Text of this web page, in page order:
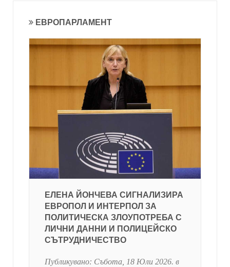
ЕВРОПАРЛАМЕНТ
ЕЛЕНА ЙОНЧЕВА СИГНАЛИЗИРА
ЕВРОПОЛ И ИНТЕРПОЛ ЗА
ПОЛИТИЧЕСКА ЗЛОУПОТРЕБА С
ЛИЧНИ ДАННИ И ПОЛИЦЕЙСКО
СЪТРУДНИЧЕСТВО
Публикувано: Събота, 18 Юли 2026. в